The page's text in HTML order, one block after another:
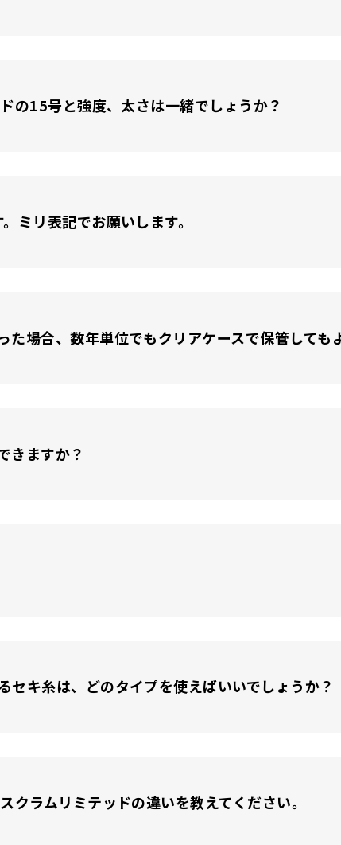
の15号と強度、太さは一緒でしょうか？
ミリ表記でお願いします。
場合、数年単位でもクリアケースで保管しても
きますか？
セキ糸は、どのタイプを使えばいいでしょうか？
クラムリミテッドの違いを教えてください。